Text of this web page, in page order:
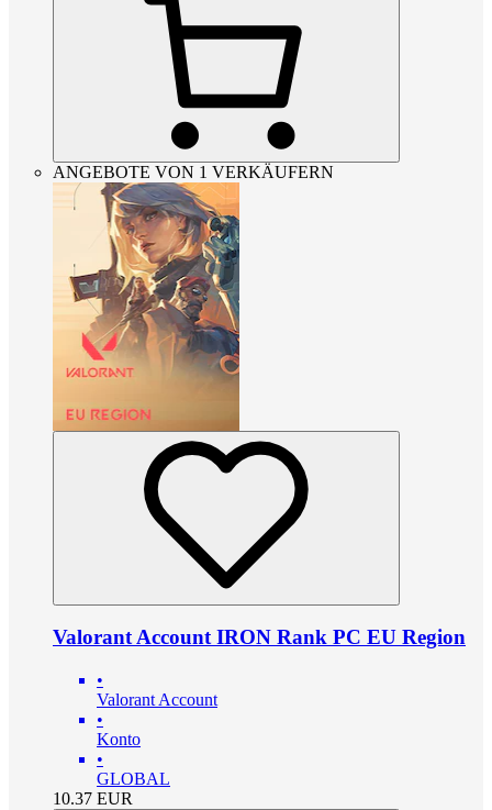
ANGEBOTE VON 1 VERKÄUFERN
Valorant Account IRON Rank PC EU Region
•
Valorant Account
•
Konto
•
GLOBAL
10.37 EUR